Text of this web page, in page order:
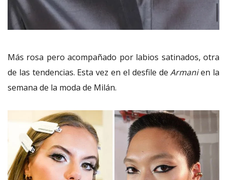
Más rosa pero acompañado por labios satinados, otra
de las tendencias. Esta vez en el desfile deArmanien la
semana de la moda de Milán.